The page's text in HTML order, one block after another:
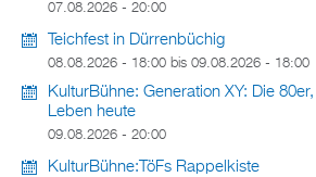
07.08.2026 - 20:00
Teichfest in Dürrenbüchig
08.08.2026 - 18:00 bis 09.08.2026 - 18:00
KulturBühne: Generation XY: Die
Leben heute
09.08.2026 - 20:00
KulturBühne:TöFs Rappelkiste